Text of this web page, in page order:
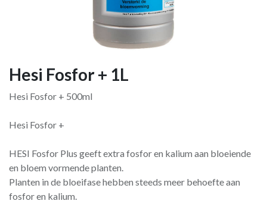
Hesi Fosfor + 1L
Hesi Fosfor + 500ml
Hesi Fosfor +
HESI Fosfor Plus geeft extra fosfor en kalium aan bloeiende
en bloem vormende planten.
Planten in de bloeifase hebben steeds meer behoefte aan
fosfor en kalium.